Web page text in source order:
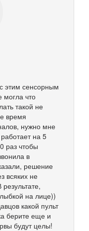
этим сенсорным
могла что
такой не
время
нужно мне
на 5
раз чтобы
в
решение
всяких не
на лице))
какой пульт
берите еще и
будут целы!